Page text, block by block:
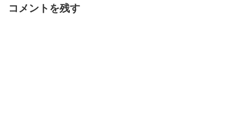
コメントを残す